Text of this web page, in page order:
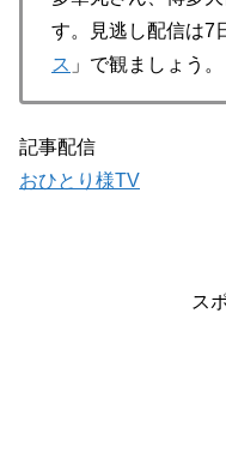
す。見逃し配信は7
ス 」で観ましょう。
記事配信
おひとり様TV
ス